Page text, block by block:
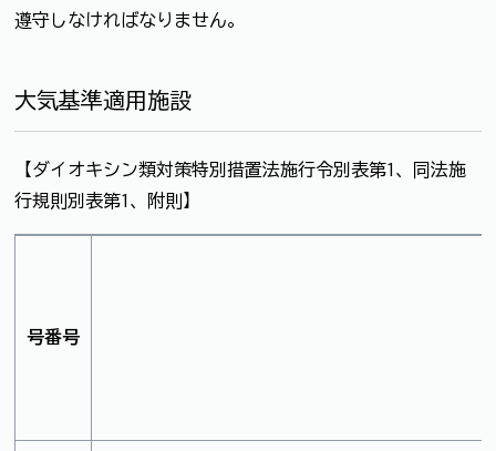
遵守しなければなりません。
大気基準適用施設
【ダイオキシン類対策特別措置法施行令別表第1、同法施
行規則別表第1、附則】
号番号